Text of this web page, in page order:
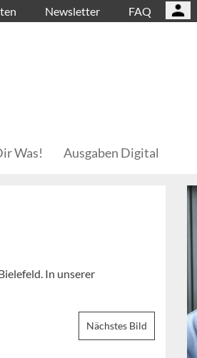
Newsletter FAQ
Was! Ausgaben Digital
In unserer
Nächstes Bild